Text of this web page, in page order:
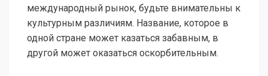
международный рынок, будьте внимательны к
культурным различиям. Название, которое в
одной стране может казаться забавным, в
другой может оказаться оскорбительным.